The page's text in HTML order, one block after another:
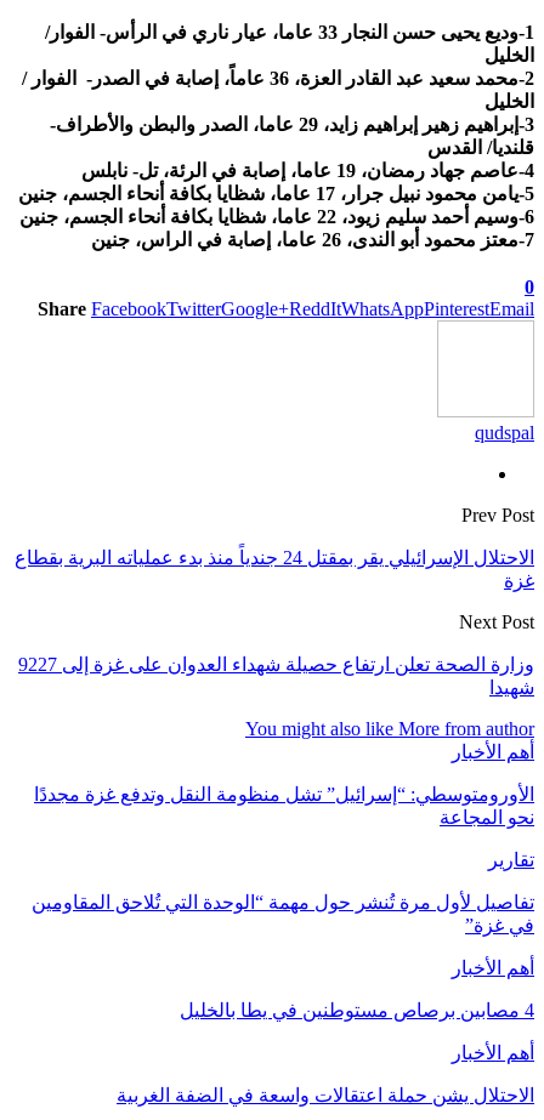
1-وديع يحيى حسن النجار 33 عاما، عيار ناري في الرأس- الفوار/
الخليل
2-محمد سعيد عبد القادر العزة، 36 عاماً، إصابة في الصدر- الفوار /
الخليل
3-إبراهيم زهير إبراهيم زايد، 29 عاما، الصدر والبطن والأطراف-
قلنديا/ القدس
4-عاصم جهاد رمضان، 19 عاما، إصابة في الرئة، تل- نابلس
5-يامن محمود نبيل جرار، 17 عاما، شظايا بكافة أنحاء الجسم، جنين
6-وسيم أحمد سليم زيود، 22 عاما، شظايا بكافة أنحاء الجسم، جنين
7-معتز محمود أبو الندى، 26 عاما، إصابة في الراس، جنين
0
Share FacebookTwitterGoogle+ReddItWhatsAppPinterestEmail
qudspal
Prev Post
الاحتلال الإسرائيلي يقر بمقتل 24 جندياً منذ بدء عملياته البرية بقطاع
غزة
Next Post
وزارة الصحة تعلن ارتفاع حصيلة شهداء العدوان على غزة إلى 9227
شهيدا
You might also like More from author
أهم الأخبار
الأورومتوسطي: “إسرائيل” تشل منظومة النقل وتدفع غزة مجددًا
نحو المجاعة
تقارير
تفاصيل لأول مرة تُنشر حول مهمة “الوحدة التي تُلاحق المقاومين
في غزة”
أهم الأخبار
4 مصابين برصاص مستوطنين في يطا بالخليل
أهم الأخبار
الاحتلال يشن حملة اعتقالات واسعة في الضفة الغربية